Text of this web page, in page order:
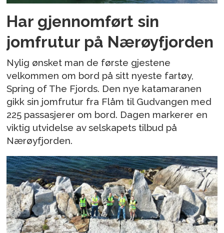
Har gjennomført sin
jomfrutur på Nærøyfjorden
Nylig ønsket man de første gjestene
velkommen om bord på sitt nyeste fartøy,
Spring of The Fjords. Den nye katamaranen
gikk sin jomfrutur fra Flåm til Gudvangen med
225 passasjerer om bord. Dagen markerer en
viktig utvidelse av selskapets tilbud på
Nærøyfjorden.